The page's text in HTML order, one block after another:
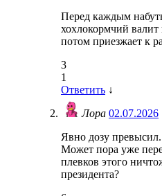
Перед каждым
хохлокормчий
потом приезжает к
3
1
Ответить ↓
Лора 02.07.2026
Явно дозу
Может пора уже
плевков этого
президента?